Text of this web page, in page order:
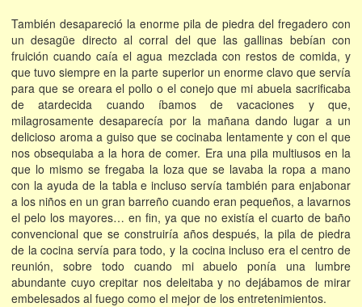
También desapareció la enorme pila de piedra del fregadero con
un desagüe directo al corral del que las gallinas bebían con
fruición cuando caía el agua mezclada con restos de comida, y
que tuvo siempre en la parte superior un enorme clavo que servía
para que se oreara el pollo o el conejo que mi abuela sacrificaba
de atardecida cuando íbamos de vacaciones y que,
milagrosamente desaparecía por la mañana dando lugar a un
delicioso aroma a guiso que se cocinaba lentamente y con el que
nos obsequiaba a la hora de comer. Era una pila multiusos en la
que lo mismo se fregaba la loza que se lavaba la ropa a mano
con la ayuda de la tabla e incluso servía también para enjabonar
a los niños en un gran barreño cuando eran pequeños, a lavarnos
el pelo los mayores… en fin, ya que no existía el cuarto de baño
convencional que se construiría años después, la pila de piedra
de la cocina servía para todo, y la cocina incluso era el centro de
reunión, sobre todo cuando mi abuelo ponía una lumbre
abundante cuyo crepitar nos deleitaba y no dejábamos de mirar
embelesados al fuego como el mejor de los entretenimientos.